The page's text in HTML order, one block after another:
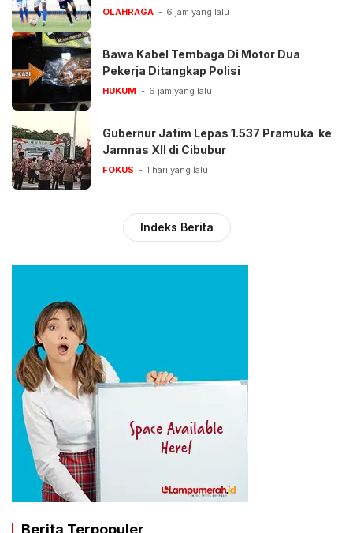
OLAHRAGA 6 jam yang lalu
Bawa Kabel Tembaga Di Motor Dua
Pekerja Ditangkap Polisi
HUKUM 6 jam yang lalu
Gubernur Jatim Lepas 1.537 Pramuka ke
Jamnas XII di Cibubur
FOKUS 1 hari yang lalu
Indeks Berita
Berita Terpopuler